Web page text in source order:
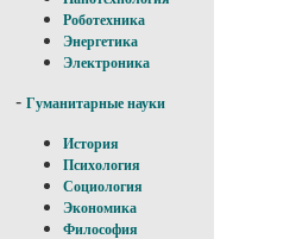
Роботехника
Энергетика
Электроника
- Гуманитарные науки
История
Психология
Социология
Экономика
Философия